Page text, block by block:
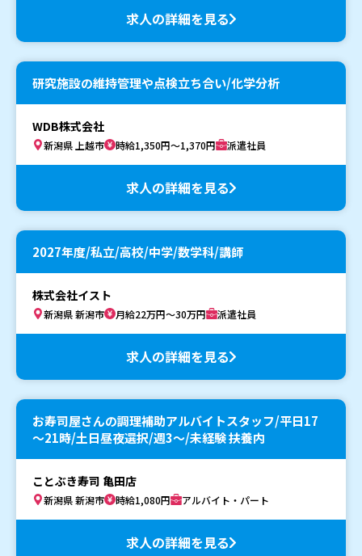
求人の詳細を見る
研究施設の維持管理や点検立ち合い/化学分析
WDB株式会社
新潟県 上越市 時給1,350円～1,370円 派遣社員
求人の詳細を見る
2027年度/私立/高校/中学/数学科/講師
株式会社イスト
新潟県 新潟市 月給22万円～30万円 派遣社員
求人の詳細を見る
お寿司屋さんの調理補助アルバイトスタッフ/平日17
～21時/土日昼夜選択/週3～/未経験 扶養内
ことぶき寿司 亀田店
新潟県 新潟市 時給1,080円 アルバイト・パート
求人の詳細を見る